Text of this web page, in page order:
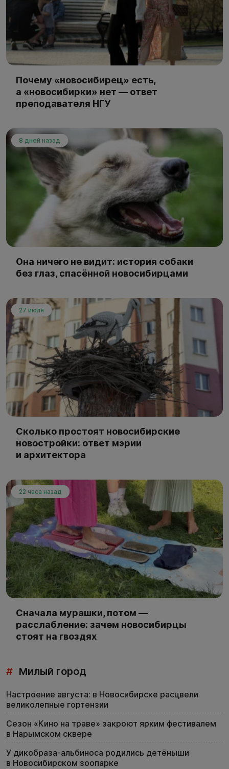
Почему «новосибирец» есть,
а «новосибирки» нет — ответ
преподавателя НГУ
8 дней назад
Она ничего не видит: история собаки
без глаз, спасённой новосибирцами
27 июля
Сколько простоят новосибирские
новостройки: ответ мэрии
и архитектора
22 часа назад
Сначала мурашки, потом —
расслабление: зачем новосибирцы
стоят на гвоздях
# Милый город
Настроение августа: в Новосибирске расцвели
великолепные гортензии
Сезон «Кино на траве» закроют ярким фестивалем
в Нарымском сквере
У дикобраза-альбиноса родились детёныши
в Новосибирском зоопарке